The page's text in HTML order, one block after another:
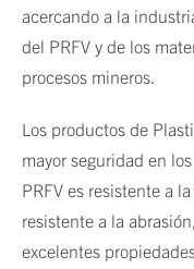
acercando a la
del PRFV y de los
procesos mineros.
Los productos de
mayor seguridad en
PRFV es resistente a
resistente a la
excelentes